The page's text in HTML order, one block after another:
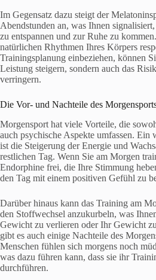
Im Gegensatz dazu steigt der
Abendstunden an, was Ihnen
zu entspannen und zur Ruhe zu
natürlichen Rhythmen Ihres Körpers
Trainingsplanung einbeziehen, können
Leistung steigern, sondern auch das
verringern.
Die Vor- und Nachteile des
Morgensport hat viele Vorteile, die
auch psychische Aspekte umfassen. Ein
ist die Steigerung der Energie und
restlichen Tag. Wenn Sie am Morgen
Endorphine frei, die Ihre Stimmung
den Tag mit einem positiven Gefühl zu
Darüber hinaus kann das Training am
den Stoffwechsel anzukurbeln, was
Gewicht zu verlieren oder Ihr Gewicht
gibt es auch einige Nachteile des
Menschen fühlen sich morgens noch
was dazu führen kann, dass sie ihr
durchführen.